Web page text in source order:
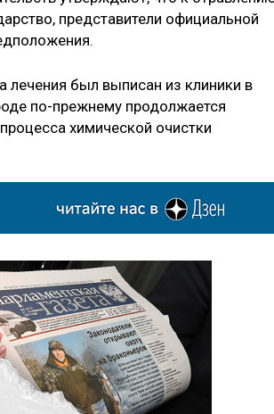
представители официальной
лечения был выписан из клиники в
по-прежнему продолжается
химической очистки